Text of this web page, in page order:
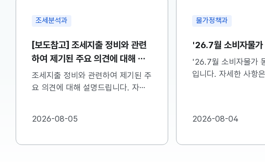
조세분석과
[보도참고] 조세지출 정비와 관련
하여 제기된 주요 의견에 대해 설
명드립니다
조세지출 정비와 관련하여 제기된 주
요 의견에 대해 설명드립니다. 자세
2026-08-05
물가정책과
'26.7월 소비자물가
'26.7월 소비자물가
입니다. 자세한 사항
2026-08-04